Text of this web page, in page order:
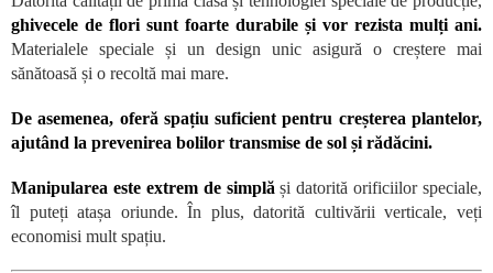
ghivecele de flori sunt foarte durabile și vor rezista mulți ani.
Materialele speciale și un design unic asigură o creștere mai
sănătoasă și o recoltă mai mare.
De asemenea, oferă spațiu suficient pentru creșterea plantelor,
ajutând la prevenirea bolilor transmise de sol și rădăcini.
Manipularea este extrem de simplă și datorită orificiilor speciale,
îl puteți atașa oriunde. În plus, datorită cultivării verticale, veți
economisi mult spațiu.